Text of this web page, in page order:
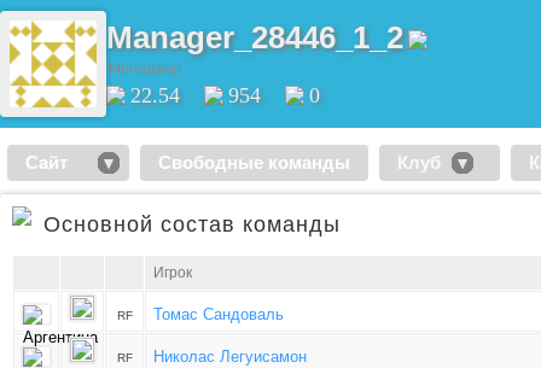
Manager_28446_1_2
Менеджер
22.54 954 0
Сайт Свободные команды Клуб
Основной состав команды
Игрок
RF Томас Сандоваль
RF Николас Легуисамон